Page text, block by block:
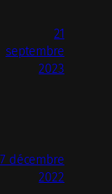
21
septembre
2023
décembre
2022